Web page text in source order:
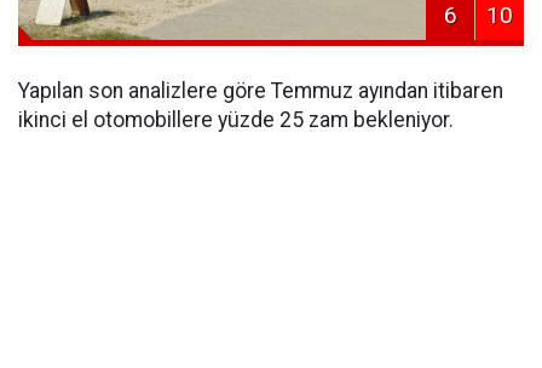
6 10
Yapılan son analizlere göre Temmuz ayından itibaren
ikinci el otomobillere yüzde 25 zam bekleniyor.